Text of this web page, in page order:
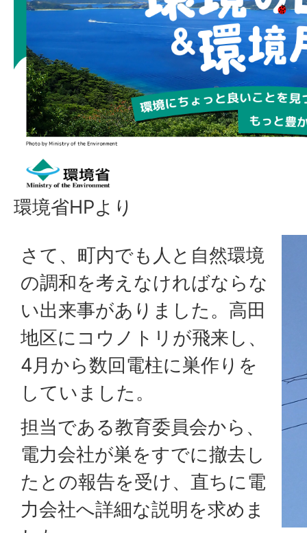
環境省HPより
さて、町内でも人と自然環境
の調和を考えなければならな
い出来事がありました。高田
地区にコウノトリが飛来し、
4月から数回電柱に巣作りを
していました。
担当である教育委員会から、
電力会社が巣をすでに撤去し
たとの報告を受け、直ちに電
力会社へ詳細な説明を求めま